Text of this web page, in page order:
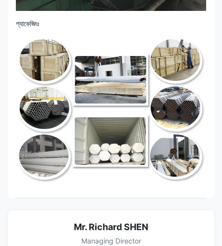
প্যাকেজিংঃ
Mr. Richard SHEN
Managing Director